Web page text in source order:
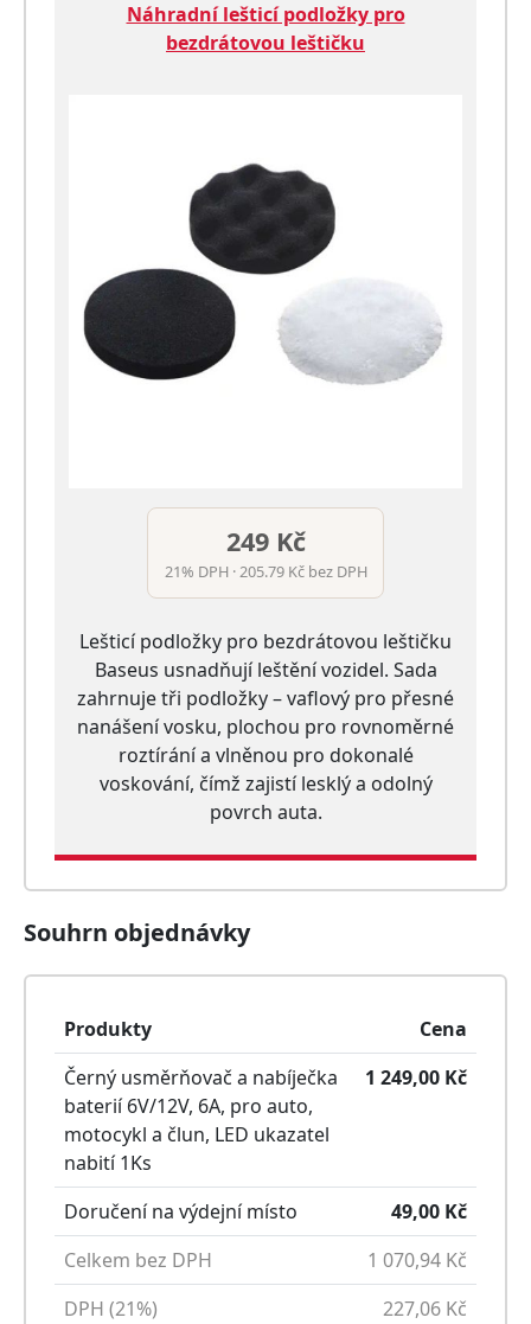
Náhradní lešticí podložky pro
bezdrátovou leštičku
249 Kč
21% DPH · 205.79 Kč bez DPH
Lešticí podložky pro bezdrátovou leštičku
Baseus usnadňují leštění vozidel. Sada
zahrnuje tři podložky – vaflový pro přesné
nanášení vosku, plochou pro rovnoměrné
roztírání a vlněnou pro dokonalé
voskování, čímž zajistí lesklý a odolný
povrch auta.
Souhrn objednávky
Produkty
Cena
Černý usměrňovač a nabíječka
baterií 6V/12V, 6A, pro auto,
motocykl a člun, LED ukazatel
nabití1Ks
1 249,00 Kč
Doručení na výdejní místo 49,00 Kč
Celkem bez DPH
1 070,94 Kč
DPH (21%)
227,06 Kč